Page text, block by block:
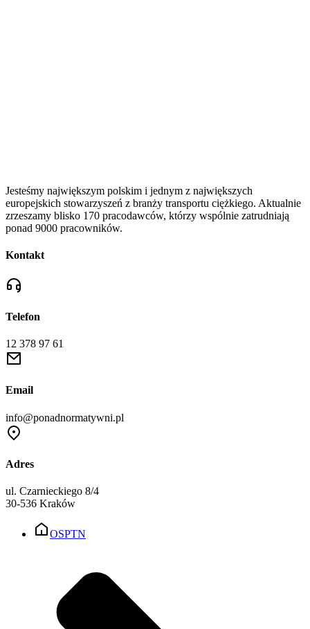
Jesteśmy największym polskim i jednym z największych
europejskich stowarzyszeń z branży transportu ciężkiego. Aktualnie
zrzeszamy blisko 170 pracodawców, którzy wspólnie zatrudniają
ponad 9000 pracowników.
Kontakt
Telefon
12 378 97 61
Email
info@ponadnormatywni.pl
Adres
ul. Czarnieckiego 8/4
30-536 Kraków
OSPTN